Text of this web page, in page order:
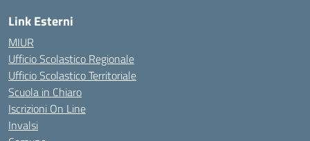
Link Esterni
MIUR
Ufficio Scolastico Regionale
Ufficio Scolastico Territoriale
Scuola in Chiaro
Iscrizioni On Line
Invalsi